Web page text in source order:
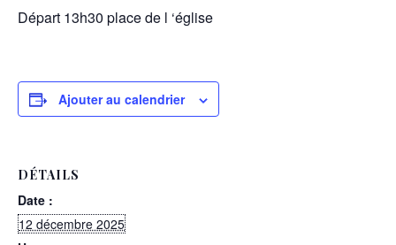
Départ 13h30 place de l ‘église
Ajouter au calendrier
DÉTAILS
Date :
12 décembre 2025